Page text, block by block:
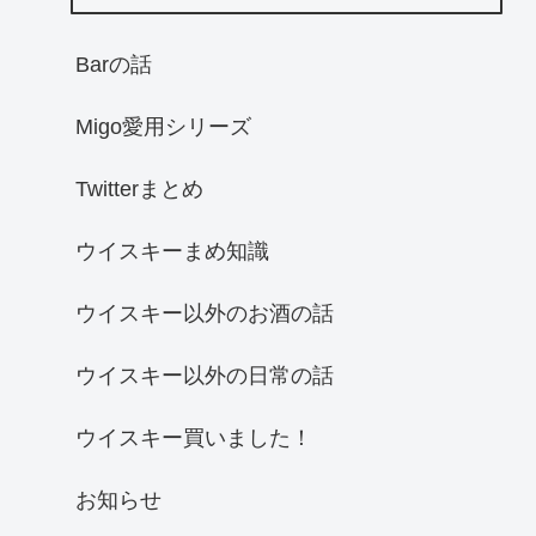
Barの話
Migo愛用シリーズ
Twitterまとめ
ウイスキーまめ知識
ウイスキー以外のお酒の話
ウイスキー以外の日常の話
ウイスキー買いました！
お知らせ